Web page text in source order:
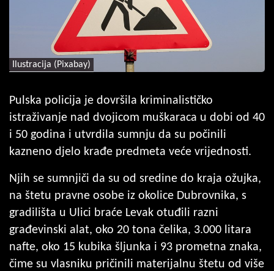
Ilustracija (Pixabay)
Pulska policija je dovršila kriminalističko
istraživanje nad dvojicom muškaraca u dobi od 40
i 50 godina i utvrdila sumnju da su počinili
kazneno djelo krađe predmeta veće vrijednosti.
Njih se sumnjiči da su od sredine do kraja ožujka,
na štetu pravne osobe iz okolice Dubrovnika, s
gradilišta u Ulici braće Levak otuđili razni
građevinski alat, oko 20 tona čelika, 3.000 litara
nafte, oko 15 kubika šljunka i 93 prometna znaka,
čime su vlasniku pričinili materijalnu štetu od više